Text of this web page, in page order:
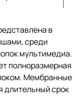
в
среди
мультимедиа.
полноразмерная
Мембранные
длительный срок